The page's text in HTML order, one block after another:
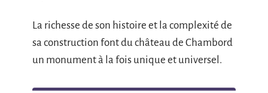
La richesse de son histoire et la complexité de
sa construction font du château de Chambord
un monument à la fois unique et universel.